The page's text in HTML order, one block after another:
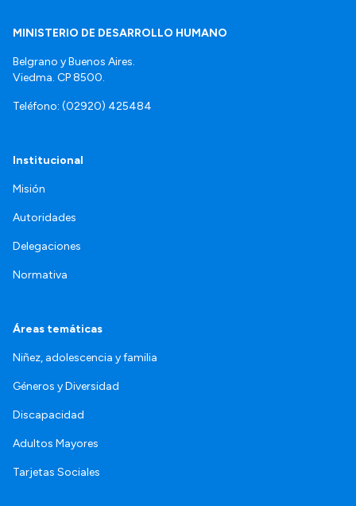
MINISTERIO DE DESARROLLO HUMANO
Belgrano y Buenos Aires.
Viedma. CP 8500.
Teléfono: (02920) 425484
Institucional
Misión
Autoridades
Delegaciones
Normativa
Áreas temáticas
Niñez, adolescencia y familia
Géneros y Diversidad
Discapacidad
Adultos Mayores
Tarjetas Sociales